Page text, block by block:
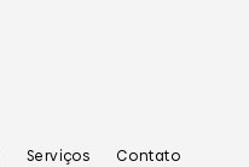
Serviços Contato